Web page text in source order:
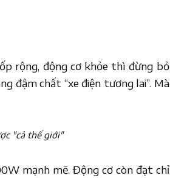
rộng, động cơ khỏe thì đừng bỏ
đậm chất “xe điện tương lai”. Mà
"cả thế giới"
mạnh mẽ. Động cơ còn đạt chỉ